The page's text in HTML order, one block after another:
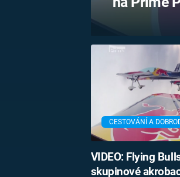
CESTOVÁNÍ A
VIDEO: Flying
skupinové